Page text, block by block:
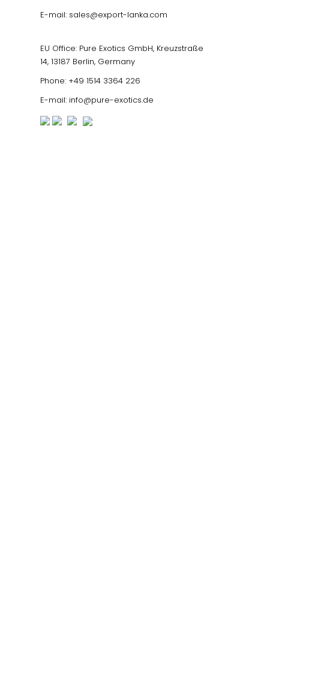
E-mail: sales@export-lanka.com
EU Office: Pure Exotics GmbH, Kreuzstraße
14, 13187 Berlin, Germany
Phone: +49 1514 3364 226
E-mail: info@pure-exotics.de